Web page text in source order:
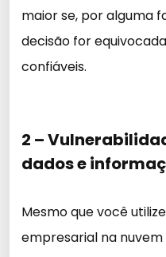
maior se, por alguma
decisão for
confiáveis.
2 –
dados e
Mesmo que você
empresarial na